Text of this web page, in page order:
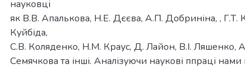
науковці
як В.В. Апалькова, Н.Е. Дєєва, А.П. Добриніна, , Г.Т.
Куйбіда,
С.В. Коляденко, Н.М. Краус, Д. Лайон, В.І. Ляшенко,
Семячкова та інші. Аналізуючи наукові ппраці